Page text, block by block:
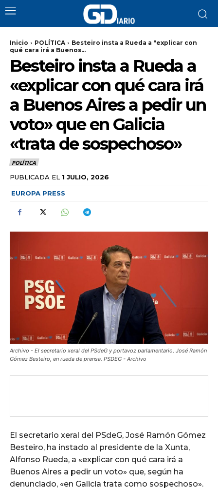
Inicio POLÍTICA
Besteiro insta a Rueda a "explicar con
qué cara irá a Buenos...
Besteiro insta a Rueda a
«explicar con qué cara irá
a Buenos Aires a pedir un
voto» que en Galicia
«trata de sospechoso»
POLÍTICA
PUBLICADA EL 1 JULIO, 2026
EUROPA PRESS
Archivo - El secretario xeral del PSdeG y portavoz parlamentario, José Ramón
Gómez Besteiro, en rueda de prensa. PSDEG - Archivo
El secretario xeral del PSdeG, José Ramón Gómez
Besteiro, ha instado al presidente de la Xunta,
Alfonso Rueda, a «explicar con qué cara irá a
Buenos Aires a pedir un voto» que, según ha
denunciado, «en Galicia trata como sospechoso».